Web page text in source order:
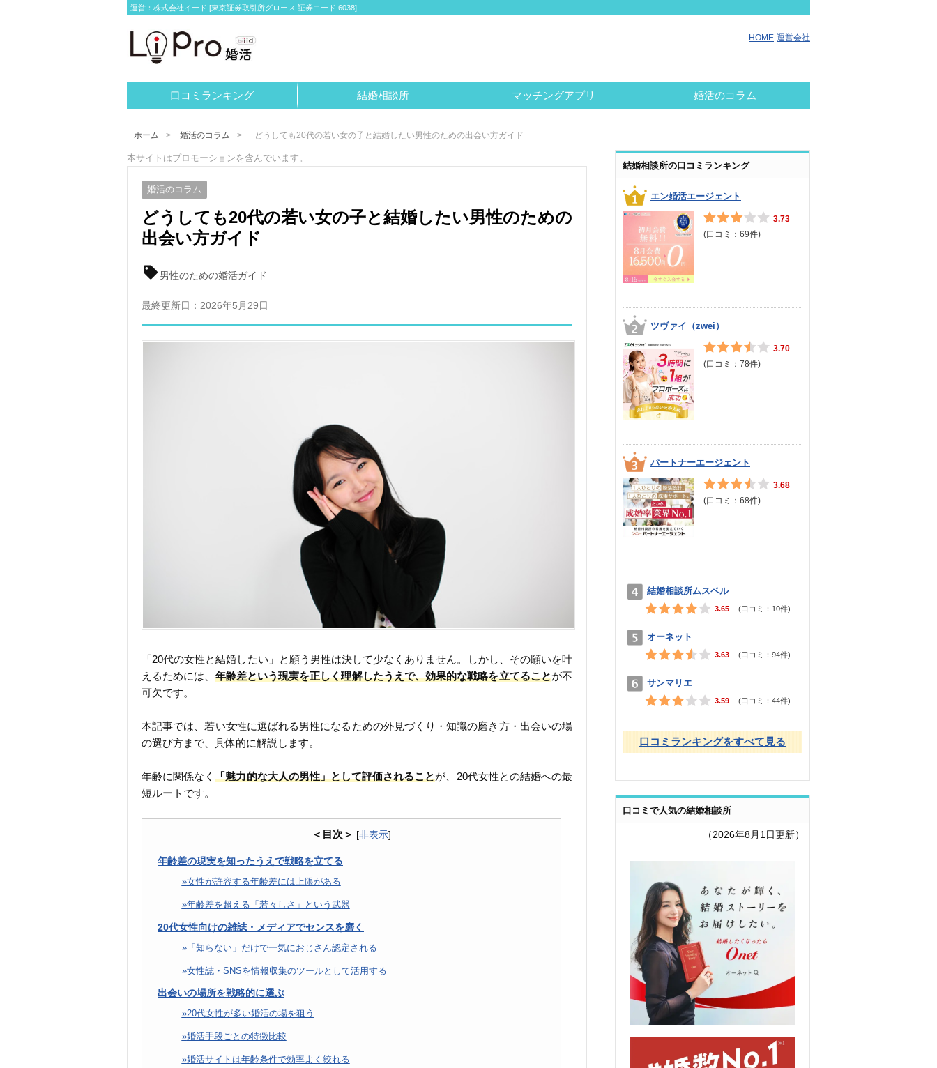
運営：株式会社イード [東京証券取引所グロース 証券コード 6038]
HOME 運営会社
口コミランキング 結婚相談所 マッチングアプリ 婚活のコラム
ホーム 婚活のコラム どうしても20代の若い女の子と結婚したい男性のための出会い方ガイド
本サイトはプロモーションを含んでいます。
婚活のコラム
どうしても20代の若い女の子と結婚したい男性のための
出会い方ガイド
男性のための婚活ガイド
最終更新日： 2026年5月29日
「20代の女性と結婚したい」と願う男性は決して少なくありません。しかし、その願いを叶
えるためには、 年齢差という現実を正しく理解したうえで、効果的な戦略を立てることが不
可欠です。
本記事では、若い女性に選ばれる男性になるための外見づくり・知識の磨き方・出会いの場
の選び方まで、具体的に解説します。
年齢に関係なく「魅力的な大人の男性」として評価されることが、20代女性との結婚への最
短ルートです。
＜目次＞ [非表示]
年齢差の現実を知ったうえで戦略を立てる
女性が許容する年齢差には上限がある
年齢差を超える「若々しさ」という武器
20代女性向けの雑誌・メディアでセンスを磨く
「知らない」だけで一気におじさん認定される
女性誌・SNSを情報収集のツールとして活用する
出会いの場所を戦略的に選ぶ
20代女性が多い婚活の場を狙う
婚活手段ごとの特徴比較
婚活サイトは年齢条件で効率よく絞れる
結婚相談所の口コミランキング
エン婚活エージェント
3.73
(口コミ：69件)
ツヴァイ（zwei）
3.70
(口コミ：78件)
パートナーエージェント
3.68
(口コミ：68件)
結婚相談所ムスベル
3.65 (口コミ： 10件)
オーネット
3.63 (口コミ： 94件)
サンマリエ
3.59 (口コミ： 44件)
口コミランキングをすべて見る
口コミで人気の結婚相談所
（2026年8月1日更新）